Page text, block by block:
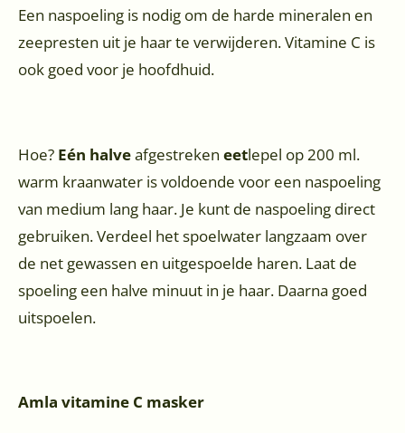
Een naspoeling is nodig om de harde mineralen en
zeepresten uit je haar te verwijderen. Vitamine C is
ook goed voor je hoofdhuid.
Hoe? Eén halveafgestreken eetlepel op 200 ml.
warm kraanwater is voldoende voor een naspoeling
van medium lang haar. Je kunt de naspoeling direct
gebruiken. Verdeel het spoelwater langzaam over
de net gewassen en uitgespoelde haren. Laat de
spoeling een halve minuut in je haar. Daarna goed
uitspoelen.
Amla vitamine C masker